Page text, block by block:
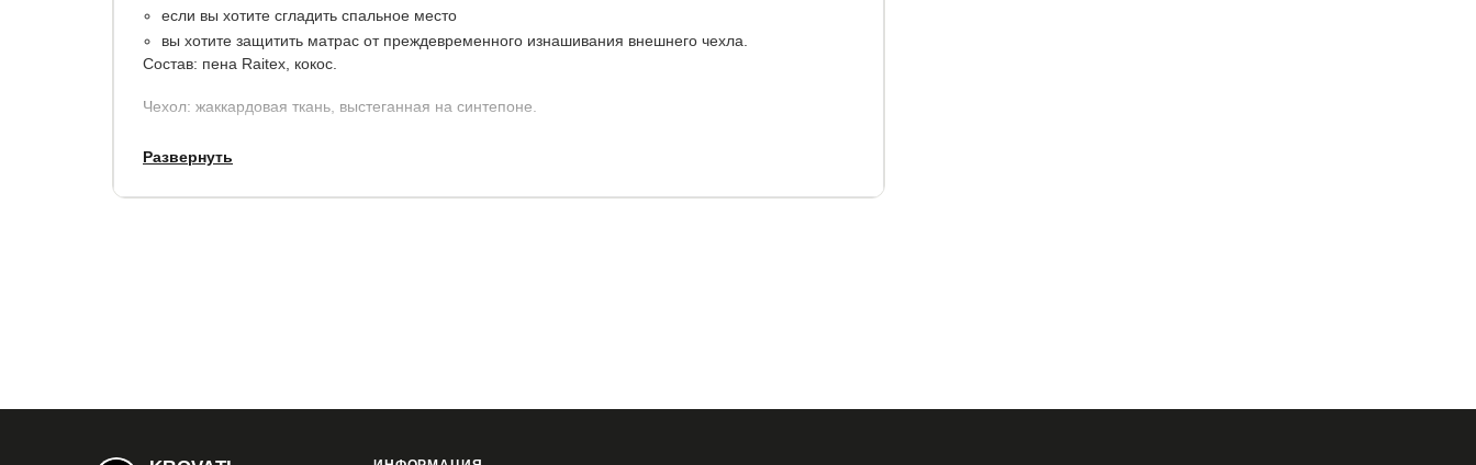
если вы хотите сгладить спальное место
вы хотите защитить матрас от преждевременного изнашивания внешнего чехла.
Состав: пена Raitex, кокос.
Чехол: жаккардовая ткань, выстеганная на синтепоне.
Гарантия: 2 года.
Развернуть